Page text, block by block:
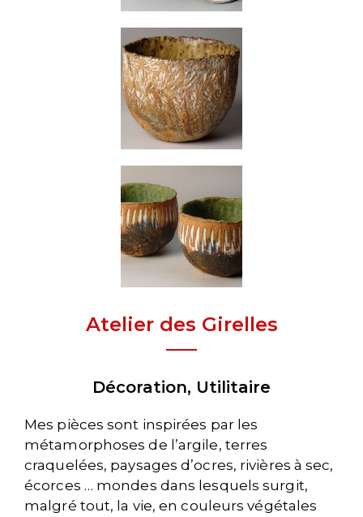
Atelier des Girelles
Décoration, Utilitaire
Mes pièces sont inspirées par les
métamorphoses de l’argile, terres
craquelées, paysages d’ocres, rivières à sec,
écorces … mondes dans lesquels surgit,
malgré tout, la vie, en couleurs végétales